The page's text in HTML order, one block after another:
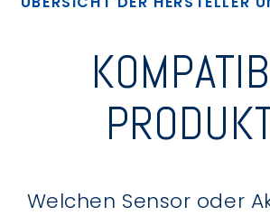
Welchen Sensor oder